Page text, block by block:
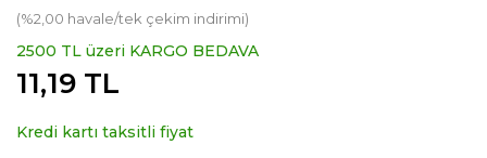
(%2,00 havale/tek çekim indirimi)
2500 TL üzeri KARGO BEDAVA
11,19 TL
Kredi kartı taksitli fiyat